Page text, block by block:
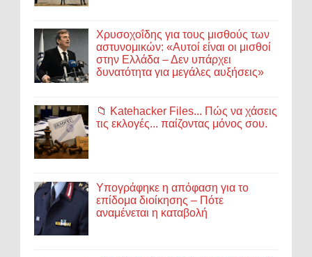
Χρυσοχοΐδης για τους μισθούς των
αστυνομικών: «Αυτοί είναι οι μισθοί
στην Ελλάδα – Δεν υπάρχει
δυνατότητα για μεγάλες αυξήσεις»
📁 Katehacker Files... Πώς να χάσεις
τις εκλογές... παίζοντας μόνος σου.
Υπογράφηκε η απόφαση για το
επίδομα διοίκησης – Πότε
αναμένεται η καταβολή